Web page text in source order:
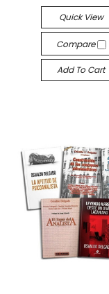
Quick View
Compare
Add To Cart